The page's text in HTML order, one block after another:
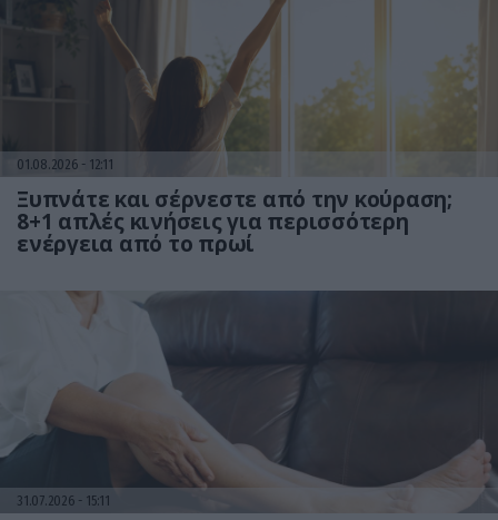
01.08.2026 12:11
Ξυπνάτε και σέρνεστε από την κούραση;
8+1 απλές κινήσεις για περισσότερη
ενέργεια από το πρωί
31.07.2026 15:11